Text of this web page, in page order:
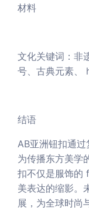
材料
文化关键词：非
号、古典元素
结语
AB亚洲钮扣通
为传播东方美学
扣不仅是服饰的
美表达的缩影。
展，为全球时尚